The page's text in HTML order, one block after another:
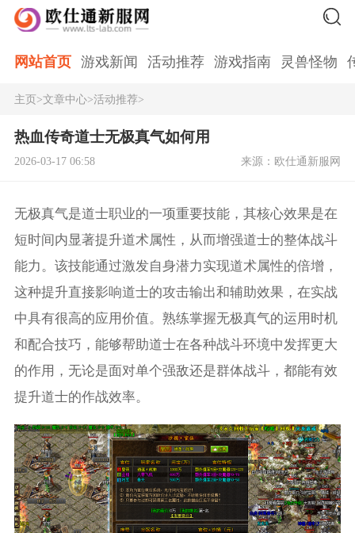
网站首页 游戏新闻 活动推荐 游戏指南 灵兽怪物
主页>文章中心>活动推荐>
热血传奇道士无极真气如何用
2026-03-17 06:58 来源：欧仕通新服网
无极真气是道士职业的一项重要技能，其核心效果是在
短时间内显著提升道术属性，从而增强道士的整体战斗
能力。该技能通过激发自身潜力实现道术属性的倍增，
这种提升直接影响道士的攻击输出和辅助效果，在实战
中具有很高的应用价值。熟练掌握无极真气的运用时机
和配合技巧，能够帮助道士在各种战斗环境中发挥更大
的作用，无论是面对单个强敌还是群体战斗，都能有效
提升道士的作战效率。